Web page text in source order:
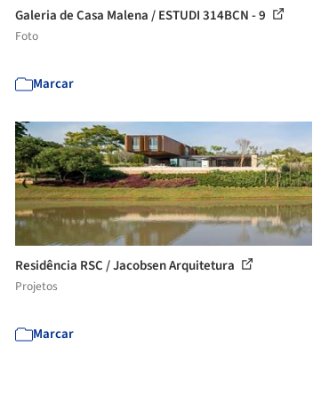
Galeria de Casa Malena / ESTUDI 314BCN - 9
Foto
Marcar
Residência RSC / Jacobsen Arquitetura
Projetos
Marcar